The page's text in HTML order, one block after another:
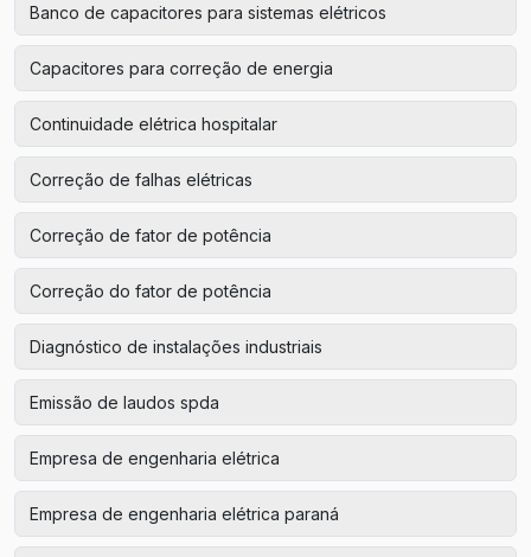
Banco de capacitores para sistemas elétricos
Capacitores para correção de energia
Continuidade elétrica hospitalar
Correção de falhas elétricas
Correção de fator de potência
Correção do fator de potência
Diagnóstico de instalações industriais
Emissão de laudos spda
Empresa de engenharia elétrica
Empresa de engenharia elétrica paraná